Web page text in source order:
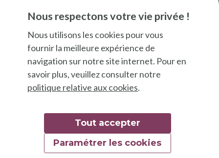
Nous respectons votre vie privée !
Nous utilisons les cookies pour vous
fournir la meilleure expérience de
navigation sur notre site internet. Pour en
savoir plus, veuillez consulter notre
politique relative aux cookies.
Tout accepter
Paramétrer les cookies
© 2026 Good Food